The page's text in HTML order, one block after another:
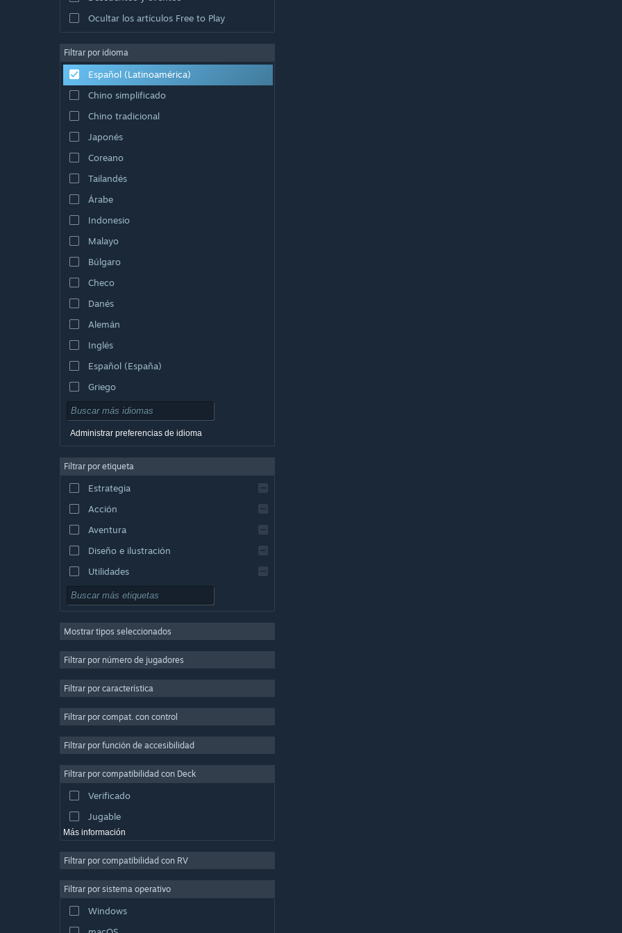
Ocultar los artículos Free to Play
Filtrar por idioma
Español (Latinoamérica)
Chino simplificado
Chino tradicional
Japonés
Coreano
Tailandés
Árabe
Indonesio
Malayo
Búlgaro
Checo
Danés
Alemán
Inglés
Español (España)
Griego
Administrar preferencias de idioma
Filtrar por etiqueta
Estrategia
Acción
Aventura
Diseño e ilustración
Utilidades
Free to Play
Multijugador masivo
Casuales
Simuladores
Producción de video
Edición fotográfica
Mostrar tipos seleccionados
Filtrar por número de jugadores
Filtrar por característica
Filtrar por compat. con control
Filtrar por función de accesibilidad
Filtrar por compatibilidad con Deck
Verificado
Jugable
Más información
Filtrar por compatibilidad con RV
Filtrar por sistema operativo
Windows